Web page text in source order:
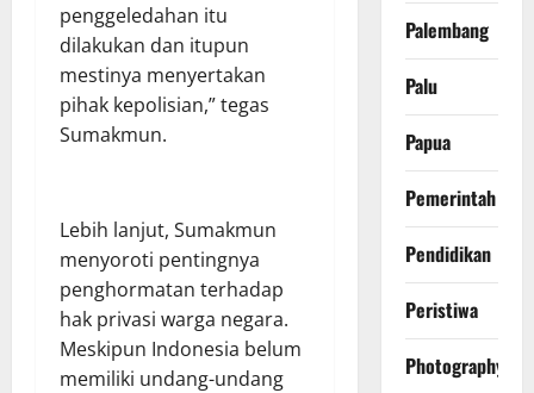
penggeledahan itu
dilakukan dan itupun
mestinya menyertakan
pihak kepolisian,” tegas
Sumakmun.
Lebih lanjut, Sumakmun
menyoroti pentingnya
penghormatan terhadap
hak privasi warga negara.
Meskipun Indonesia belum
memiliki undang-undang
Palembang
Palu
Papua
Pemerintah
Pendidikan
Peristiwa
Photography